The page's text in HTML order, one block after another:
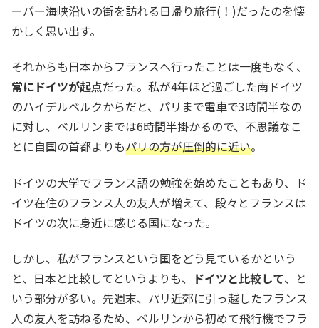
ーバー海峡沿いの街を訪れる日帰り旅行(！)だったのを懐
かしく思い出す。
それからも日本からフランスへ行ったことは一度もなく、
常にドイツが起点だった。私が4年ほど過ごした南ドイツ
のハイデルベルクからだと、パリまで電車で3時間半なの
に対し、ベルリンまでは6時間半掛かるので、不思議なこ
とに自国の首都よりもパリの方が圧倒的に近い。
ドイツの大学でフランス語の勉強を始めたこともあり、ド
イツ在住のフランス人の友人が増えて、段々とフランスは
ドイツの次に身近に感じる国になった。
しかし、私がフランスという国をどう見ているかという
と、日本と比較してというよりも、 ドイツと比較して、と
いう部分が多い。先週末、パリ近郊に引っ越したフランス
人の友人を訪ねるため、ベルリンから初めて飛行機でフラ